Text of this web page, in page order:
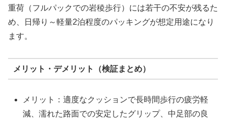
重荷（フルパックでの岩稜歩行）には若干の不安が残るた
め、日帰り～軽量2泊程度のパッキングが想定用途になり
ます。
メリット・デメリット（検証まとめ）
メリット：適度なクッションで長時間歩行の疲労軽
減、濡れた路面での安定したグリップ、中足部の良